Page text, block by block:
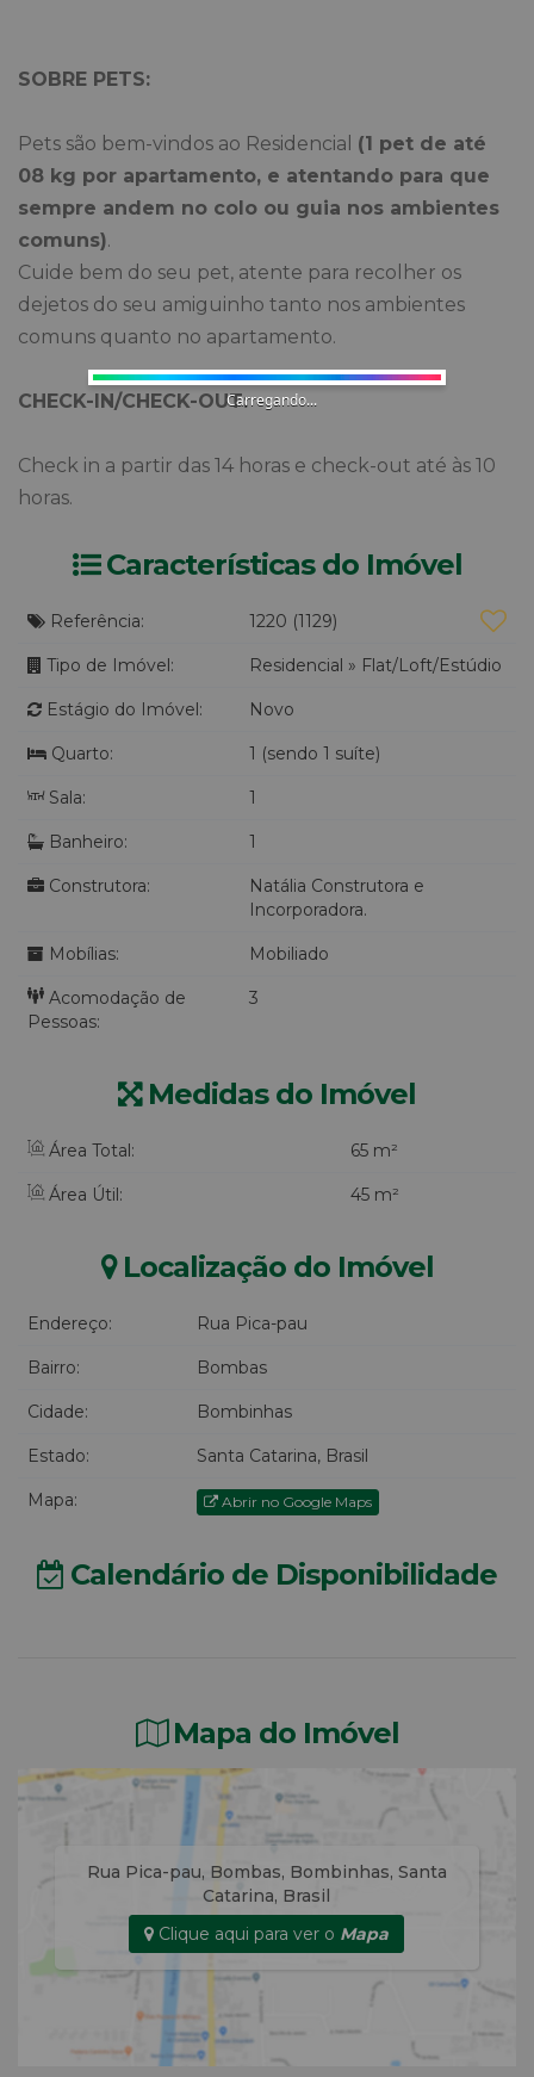
SOBRE PETS:
Pets são bem-vindos ao Residencial (1 pet de até
08 kg por apartamento, e atentando para que
sempre andem no colo ou guia nos ambientes
comuns).
Cuide bem do seu pet, atente para recolher os
dejetos do seu amiguinho tanto nos ambientes
comuns quanto no apartamento.
CHECK-IN/CHECK-OUT:
Check in a partir das 14 horas e check-out até às 10
horas.
Características do Imóvel
Referência: 1220 (1129)
Tipo de Imóvel: Residencial » Flat/Loft/Estúdio
Estágio do Imóvel: Novo
Quarto: 1 (sendo 1 suíte)
Sala: 1
Banheiro: 1
Construtora:
Natália Construtora e
Incorporadora.
Mobílias: Mobiliado
Acomodação de
Pessoas:
3
Medidas do Imóvel
Área Total: 65 m²
Área Útil: 45 m²
Localização do Imóvel
Endereço: Rua Pica-pau
Bairro: Bombas
Cidade: Bombinhas
Estado: Santa Catarina, Brasil
Mapa: Abrir no Google Maps
Calendário de Disponibilidade
Mapa do Imóvel
Rua Pica-pau, Bombas, Bombinhas, Santa
Catarina, Brasil
Clique aqui para ver o Mapa
Carregando...